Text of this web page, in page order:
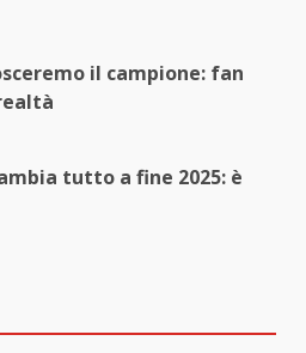
il campione: fan
tutto a fine 2025: è